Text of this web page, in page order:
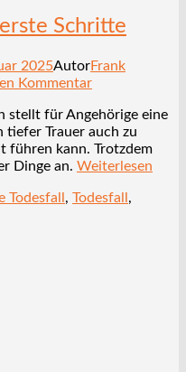
Schritte
2025AutorFrank
Kommentar
stellt für Angehörige eine
tiefer Trauer auch zu
führen kann. Trotzdem
Dinge an. Weiterlesen
Todesfall , Todesfall ,